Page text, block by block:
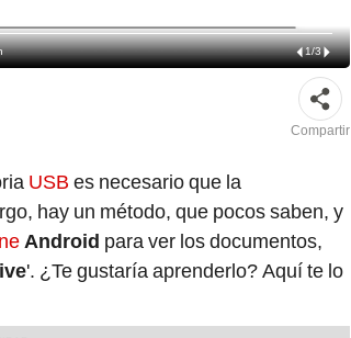
1/3
Compartir
USB es necesario que la
hay un método, que pocos saben, y
Android para ver los documentos,
'. ¿Te gustaría aprenderlo? Aquí te lo